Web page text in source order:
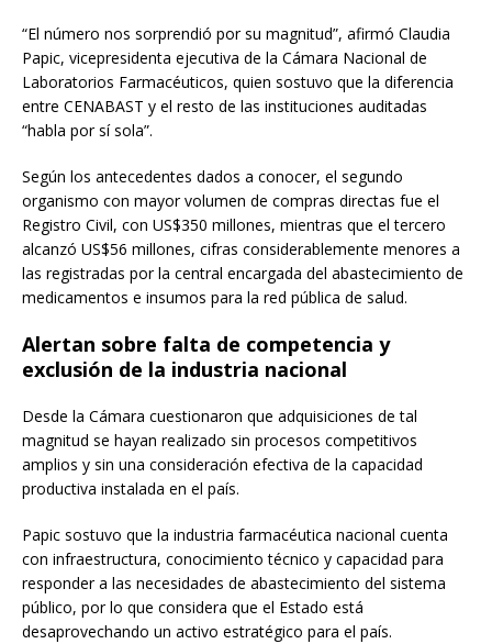
“El número nos sorprendió por su magnitud”, afirmó Claudia
Papic, vicepresidenta ejecutiva de la Cámara Nacional de
Laboratorios Farmacéuticos, quien sostuvo que la diferencia
entre CENABAST y el resto de las instituciones auditadas
“habla por sí sola”.
Según los antecedentes dados a conocer, el segundo
organismo con mayor volumen de compras directas fue el
Registro Civil, con US$350 millones, mientras que el tercero
alcanzó US$56 millones, cifras considerablemente menores a
las registradas por la central encargada del abastecimiento de
medicamentos e insumos para la red pública de salud.
Alertan sobre falta de competencia y
exclusión de la industria nacional
Desde la Cámara cuestionaron que adquisiciones de tal
magnitud se hayan realizado sin procesos competitivos
amplios y sin una consideración efectiva de la capacidad
productiva instalada en el país.
Papic sostuvo que la industria farmacéutica nacional cuenta
con infraestructura, conocimiento técnico y capacidad para
responder a las necesidades de abastecimiento del sistema
público, por lo que considera que el Estado está
desaprovechando un activo estratégico para el país.